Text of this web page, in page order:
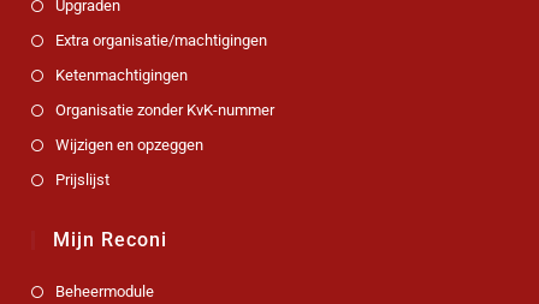
Upgraden
Extra organisatie/machtigingen
Ketenmachtigingen
Organisatie zonder KvK-nummer
Wijzigen en opzeggen
Prijslijst
Mijn Reconi
Beheermodule